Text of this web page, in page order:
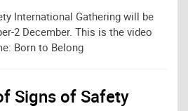
International Gathering will be
2 December. This is the video
Born to Belong
Signs of Safety